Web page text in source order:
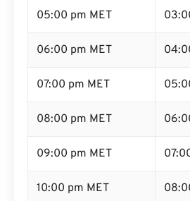
05:00 pm MET
06:00 pm MET
07:00 pm MET
08:00 pm MET
09:00 pm MET
10:00 pm MET